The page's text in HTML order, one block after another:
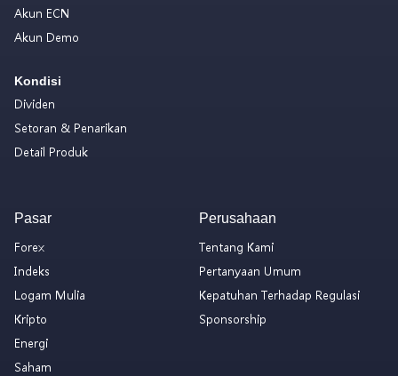
Akun ECN
Akun Demo
Kondisi
Dividen
Setoran & Penarikan
Detail Produk
Pasar
Forex
Indeks
Logam Mulia
Kripto
Energi
Saham
Perusahaan
Tentang Kami
Pertanyaan Umum
Kepatuhan Terhadap Regulasi
Sponsorship